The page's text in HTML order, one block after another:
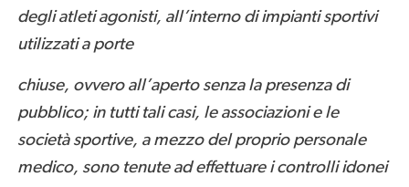
degli atleti agonisti, all’interno di impianti sportivi
utilizzati a porte
chiuse, ovvero all’aperto senza la presenza di
pubblico; in tutti tali casi, le associazioni e le
società sportive, a mezzo del proprio personale
medico, sono tenute ad effettuare i controlli idonei